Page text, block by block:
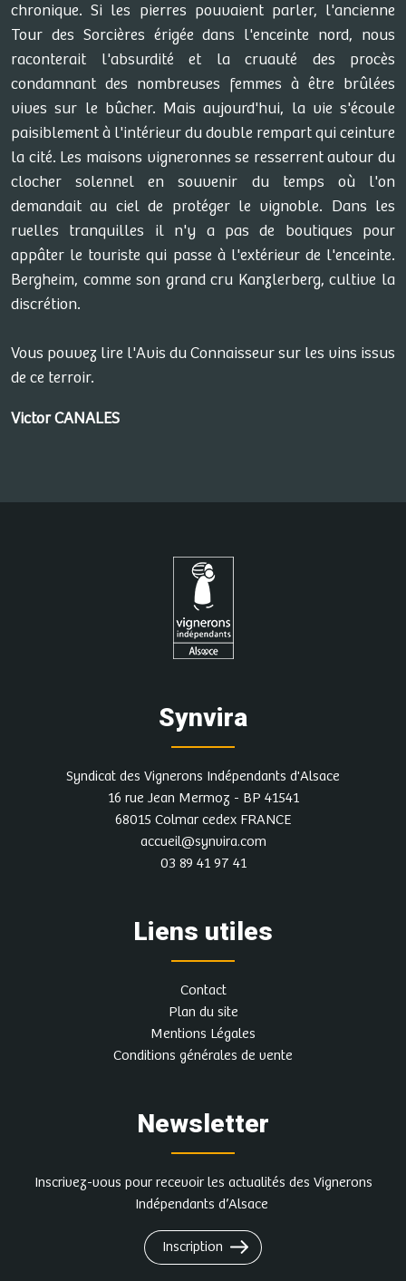
chronique. Si les pierres pouvaient parler, l'ancienne
Tour des Sorcières érigée dans l'enceinte nord, nous
raconterait l'absurdité et la cruauté des procès
condamnant des nombreuses femmes à être brûlées
vives sur le bûcher. Mais aujourd'hui, la vie s'écoule
paisiblement à l'intérieur du double rempart qui ceinture
la cité. Les maisons vigneronnes se resserrent autour du
clocher solennel en souvenir du temps où l'on
demandait au ciel de protéger le vignoble. Dans les
ruelles tranquilles il n'y a pas de boutiques pour
appâter le touriste qui passe à l'extérieur de l'enceinte.
Bergheim, comme son grand cru Kanzlerberg, cultive la
discrétion.
Vous pouvez lire l'Avis du Connaisseur sur les vins issus
de ce terroir.
Victor CANALES
Synvira
Syndicat des Vignerons Indépendants d'Alsace
16 rue Jean Mermoz - BP 41541
68015 Colmar cedex FRANCE
accueil@synvira.com
03 89 41 97 41
Liens utiles
Contact
Plan du site
Mentions Légales
Conditions générales de vente
Newsletter
Inscrivez-vous pour recevoir les actualités des Vignerons
Indépendants d’Alsace
Inscription